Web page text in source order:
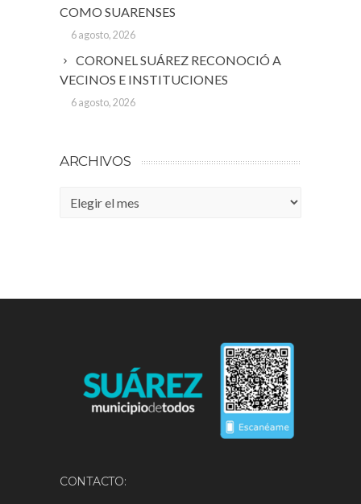
COMO SUARENSES
6 agosto, 2026
CORONEL SUÁREZ RECONOCIÓ A
VECINOS E INSTITUCIONES
6 agosto, 2026
ARCHIVOS
Archivos
CONTACTO: